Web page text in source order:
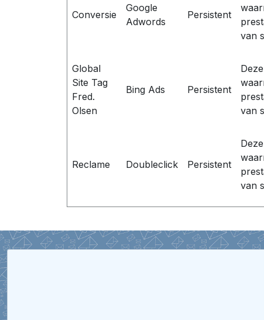
Conversie
Google
Adwords
Persistent
van
Global
Site Tag
Fred.
Olsen
Bing Ads Persistent
van
Reclame Doubleclick Persistent
van